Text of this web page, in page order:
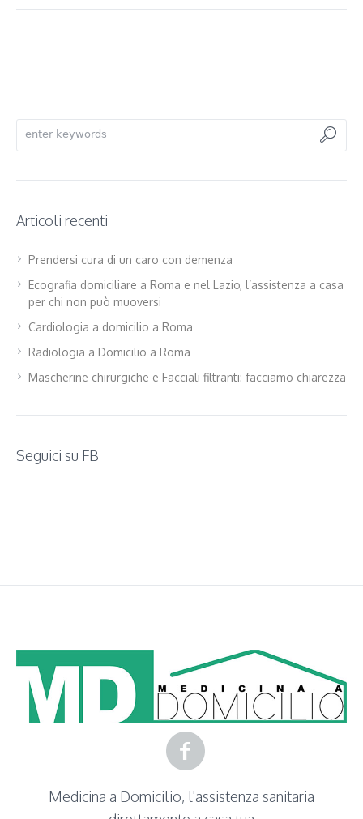
Articoli recenti
Prendersi cura di un caro con demenza
Ecografia domiciliare a Roma e nel Lazio, l’assistenza a casa
per chi non può muoversi
Cardiologia a domicilio a Roma
Radiologia a Domicilio a Roma
Mascherine chirurgiche e Facciali filtranti: facciamo chiarezza
Seguici su FB
Medicina a Domicilio, l'assistenza sanitaria